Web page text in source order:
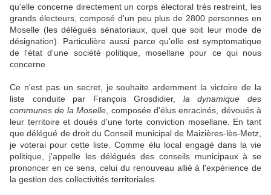
qu'elle concerne directement un corps électoral très restreint, les
grands électeurs, composé d'un peu plus de 2800 personnes en
Moselle (les délégués sénatoriaux, quel que soit leur mode de
désignation). Particulière aussi parce qu'elle est symptomatique
de l'état d'une société politique, mosellane pour ce qui nous
concerne.
Ce n'est pas un secret, je souhaite ardemment la victoire de la
liste conduite par François Grosdidier, la dynamique des
communes de la Moselle , composée d'élus enracinés, dévoués à
leur territoire et doués d'une forte conviction mosellane. En tant
que délégué de droit du Conseil municipal de Maizières-lès-Metz,
je voterai pour cette liste. Comme élu local engagé dans la vie
politique, j'appelle les délégués des conseils municipaux à se
prononcer en ce sens, celui du renouveau allié à l'expérience de
la gestion des collectivités territoriales.